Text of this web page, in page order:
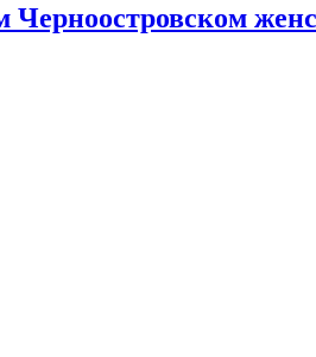
Черноостровском